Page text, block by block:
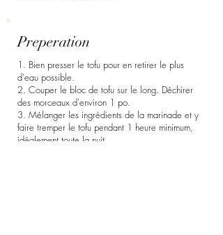
Preperation
1. Bien presser le tofu pour en retirer le plus
d'eau possible.
2. Couper le bloc de tofu sur le long. Déchirer
des morceaux d'environ 1 po.
3. Mélanger les ingrédients de la marinade et y
faire tremper le tofu pendant 1 heure minimum,
idéalement toute la nuit.